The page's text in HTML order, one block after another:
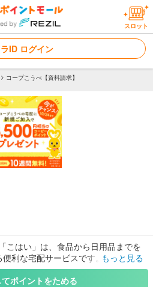
スロット
ID ログイン
コープこうべ【資料請求】
こはい」は、食品から日用品までを
利な宅配サービスです。
で、毎日のお買い物の負担を減ら
ートします。
もっと見る
ポイントをためる